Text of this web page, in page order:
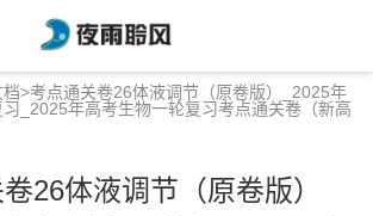
>考点通关卷26体液调节（原卷版）_2025年
_2025年高考生物一轮复习考点通关卷（新高
26体液调节（原卷版）